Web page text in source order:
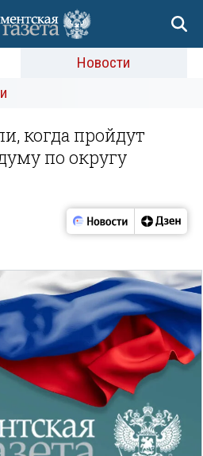
Новости
когда пройдут
по округу